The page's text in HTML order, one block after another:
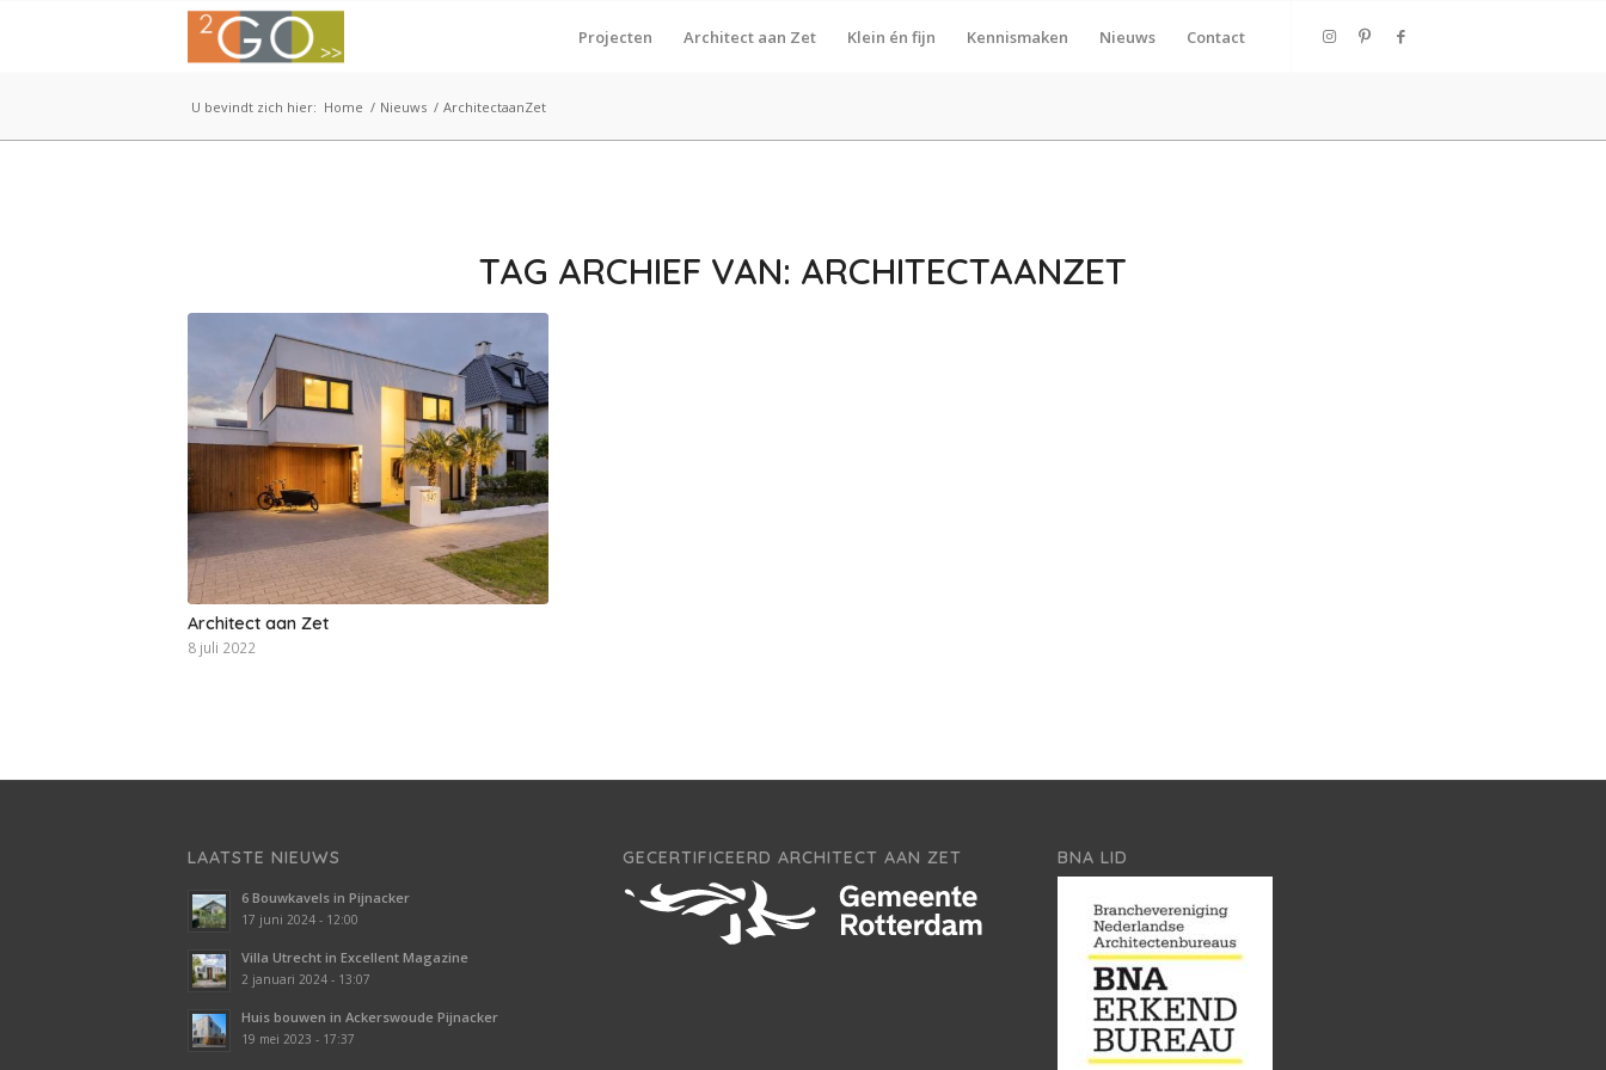
Projecten Architect aan Zet Klein én fijn Kennismaken Nieuws Contact
U bevindt zich hier: Home / Nieuws / ArchitectaanZet
TAG ARCHIEF VAN: ARCHITECTAANZET
Architect aan Zet
8 juli 2022
LAATSTE NIEUWS
6 Bouwkavels in Pijnacker
17 juni 2024 - 12:00
Villa Utrecht in Excellent Magazine
2 januari 2024 - 13:07
Huis bouwen in Ackerswoude Pijnacker
19 mei 2023 - 17:37
GECERTIFICEERD ARCHITECT AAN ZET BNA LID